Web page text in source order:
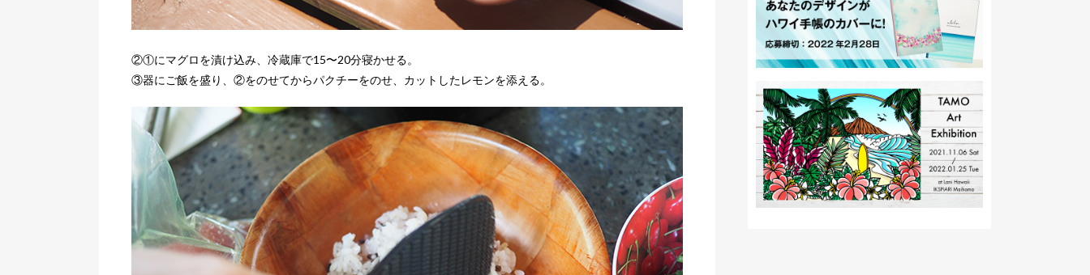
②①にマグロを漬け込み、冷蔵庫で15〜20分寝かせる。
③器にご飯を盛り、②をのせてからパクチーをのせ、カットしたレモンを添える。